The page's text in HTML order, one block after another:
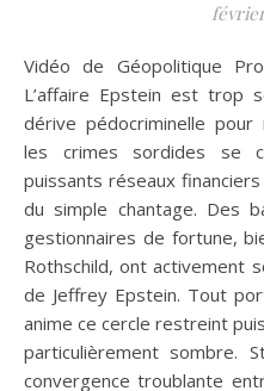
Vidéo de Géopolitique Profonde du 3 février 2026 –
L’affaire Epstein est trop
dérive pédocriminelle pour
les crimes sordides se
puissants réseaux
du simple chantage. Des
gestionnaires de fortune,
Rothschild, ont activement
de Jeffrey Epstein. Tout
anime ce cercle restreint
particulièrement sombre.
convergence troublante